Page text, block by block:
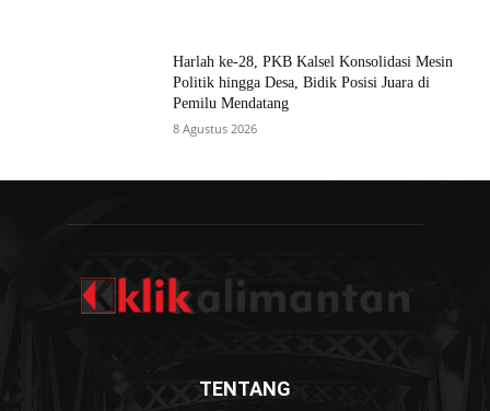
Harlah ke-28, PKB Kalsel Konsolidasi Mesin
Politik hingga Desa, Bidik Posisi Juara di
Pemilu Mendatang
8 Agustus 2026
TENTANG